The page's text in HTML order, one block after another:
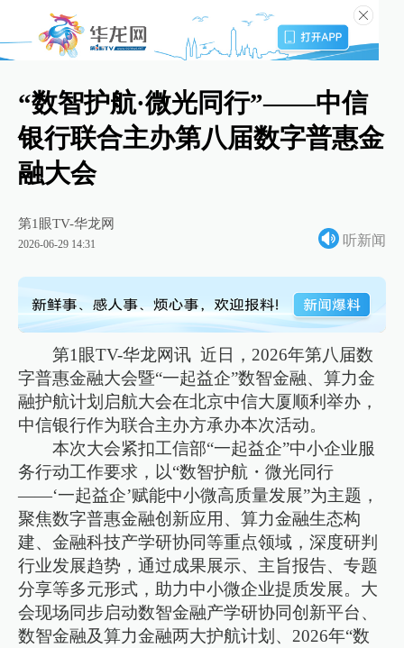
“数智护航·微光同行”——中信
银行联合主办第八届数字普惠金
融大会
第1眼TV-华龙网
2026-06-29 14:31 听新闻
第1眼TV-华龙网讯 近日，2026年第八届数
字普惠金融大会暨“一起益企”数智金融、算力金
融护航计划启航大会在北京中信大厦顺利举办，
中信银行作为联合主办方承办本次活动。
本次大会紧扣工信部“一起益企”中小企业服
务行动工作要求，以“数智护航・微光同行
——‘一起益企’赋能中小微高质量发展”为主题，
聚焦数字普惠金融创新应用、算力金融生态构
建、金融科技产学研协同等重点领域，深度研判
行业发展趋势，通过成果展示、主旨报告、专题
分享等多元形式，助力中小微企业提质发展。大
会现场同步启动数智金融产学研协同创新平台、
数智金融及算力金融两大护航计划、2026年“数